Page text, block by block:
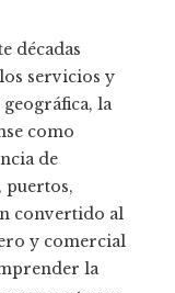
décadas
servicios y
la
como
de
puertos,
convertido al
y comercial
la